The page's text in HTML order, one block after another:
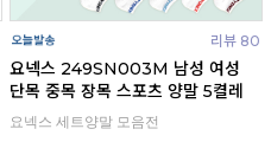
리뷰 80
요넥스 249SN003M 남성 여성
단목 중목 장목 스포츠 양말 5켤레
요넥스 세트양말 모음전